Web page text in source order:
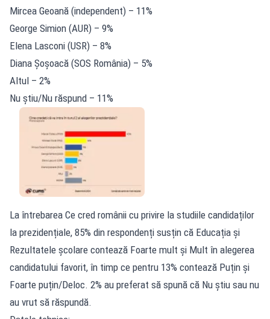
Mircea Geoană (independent) – 11%
George Simion (AUR) – 9%
Elena Lasconi (USR) – 8%
Diana Șoșoacă (SOS România) – 5%
Altul – 2%
Nu știu/Nu răspund – 11%
La întrebarea Ce cred românii cu privire la studiile candidaților
la prezidențiale, 85% din respondenți susțin că Educația și
Rezultatele școlare contează Foarte mult și Mult în alegerea
candidatului favorit, în timp ce pentru 13% contează Puțin și
Foarte puțin/Deloc. 2% au preferat să spună că Nu știu sau nu
au vrut să răspundă.